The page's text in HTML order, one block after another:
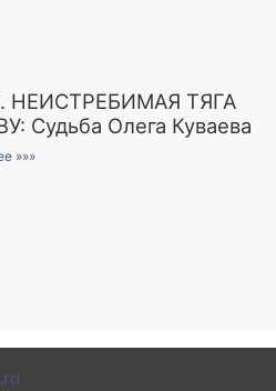
НЕИСТРЕБИМАЯ ТЯГА
Судьба Олега Куваева
»»»